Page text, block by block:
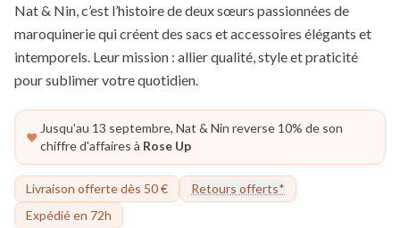
Nat & Nin, c’est l’histoire de deux sœurs passionnées de
maroquinerie qui créent des sacs et accessoires élégants et
intemporels. Leur mission : allier qualité, style et praticité
pour sublimer votre quotidien.
Jusqu'au 13 septembre, Nat & Nin reverse 10% de son
chiffre d'affaires à Rose Up
Livraison offerte dès 50 €
Retours offerts*
Expédié en 72h